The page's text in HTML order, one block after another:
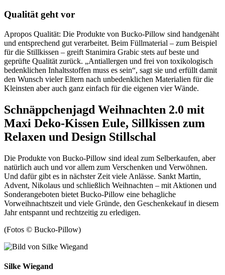
Qualität geht vor
Apropos Qualität: Die Produkte von Bucko-Pillow sind handgenäht
und entsprechend gut verarbeitet. Beim Füllmaterial – zum Beispiel
für die Stillkissen – greift Stanimira Grabic stets auf beste und
geprüfte Qualität zurück. „Antiallergen und frei von toxikologisch
bedenklichen Inhaltsstoffen muss es sein“, sagt sie und erfüllt damit
den Wunsch vieler Eltern nach unbedenklichen Materialien für die
Kleinsten aber auch ganz einfach für die eigenen vier Wände.
Schnäppchenjagd Weihnachten 2.0 mit
Maxi Deko-Kissen Eule, Sillkissen zum
Relaxen und Design Stillschal
Die Produkte von Bucko-Pillow sind ideal zum Selberkaufen, aber
natürlich auch und vor allem zum Verschenken und Verwöhnen.
Und dafür gibt es in nächster Zeit viele Anlässe. Sankt Martin,
Advent, Nikolaus und schließlich Weihnachten – mit Aktionen und
Sonderangeboten bietet Bucko-Pillow eine behagliche
Vorweihnachtszeit und viele Gründe, den Geschenkekauf in diesem
Jahr entspannt und rechtzeitig zu erledigen.
(Fotos © Bucko-Pillow)
Silke Wiegand